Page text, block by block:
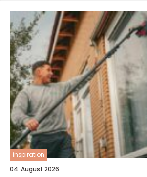
inspiration
04. August 2026